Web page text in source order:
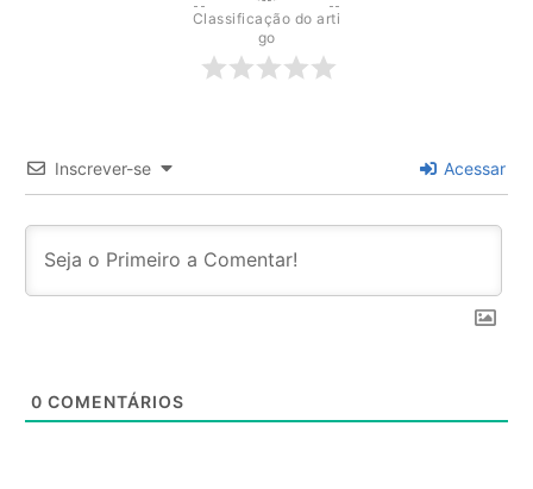
Classificação do arti
go
Inscrever-se Acessar
0 COMENTÁRIOS